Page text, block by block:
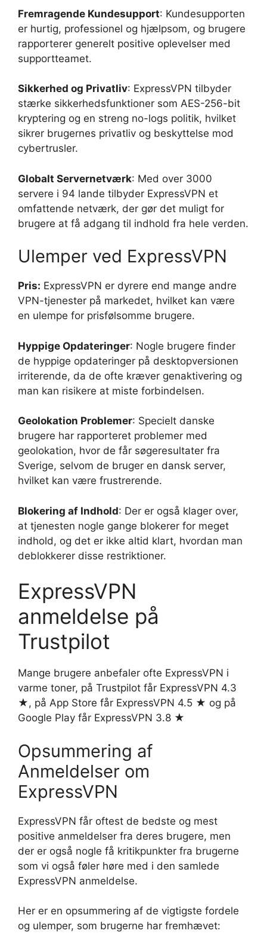
Fremragende Kundesupport: Kundesupporten
er hurtig, professionel og hjælpsom, og brugere
rapporterer generelt positive oplevelser med
supportteamet.
Sikkerhed og Privatliv: ExpressVPN tilbyder
stærke sikkerhedsfunktioner som AES-256-bit
kryptering og en streng no-logs politik, hvilket
sikrer brugernes privatliv og beskyttelse mod
cybertrusler.
Globalt Servernetværk: Med over 3000
servere i 94 lande tilbyder ExpressVPN et
omfattende netværk, der gør det muligt for
brugere at få adgang til indhold fra hele verden.
Ulemper ved ExpressVPN
Pris: ExpressVPN er dyrere end mange andre
VPN-tjenester på markedet, hvilket kan være
en ulempe for prisfølsomme brugere.
Hyppige Opdateringer: Nogle brugere finder
de hyppige opdateringer på desktopversionen
irriterende, da de ofte kræver genaktivering og
man kan risikere at miste forbindelsen.
Geolokation Problemer: Specielt danske
brugere har rapporteret problemer med
geolokation, hvor de får søgeresultater fra
Sverige, selvom de bruger en dansk server,
hvilket kan være frustrerende.
Blokering af Indhold: Der er også klager over,
at tjenesten nogle gange blokerer for meget
indhold, og det er ikke altid klart, hvordan man
deblokkerer disse restriktioner.
ExpressVPN
anmeldelse på
Trustpilot
Mange brugere anbefaler ofte ExpressVPN i
varme toner, på Trustpilot får ExpressVPN 4.3
★, på App Store får ExpressVPN 4.5 ★ og på
Google Play får ExpressVPN 3.8 ★
Opsummering af
Anmeldelser om
ExpressVPN
ExpressVPN får oftest de bedste og mest
positive anmeldelser fra deres brugere, men
der er også nogle få kritikpunkter fra brugerne
som vi også føler høre med i den samlede
ExpressVPN anmeldelse.
Her er en opsummering af de vigtigste fordele
og ulemper, som brugerne har fremhævet: